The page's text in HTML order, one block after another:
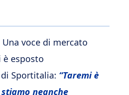
Una voce di mercato
esposto
Sportitalia: “Taremi è
neanche